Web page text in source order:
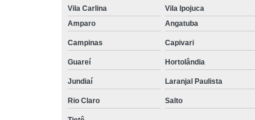
Vila Carlina Vila Ipojuca
Amparo
Angatuba
Campinas Capivari
Guareí Hortolândia
Jundiaí Laranjal Paulista
Rio Claro Salto